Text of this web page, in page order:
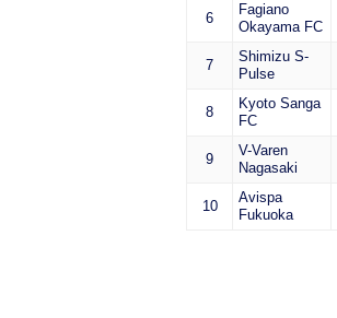
6
Fagiano
Okayama FC
7
Shimizu S-
Pulse
8
Kyoto Sanga
FC
9
V-Varen
Nagasaki
10
Avispa
Fukuoka